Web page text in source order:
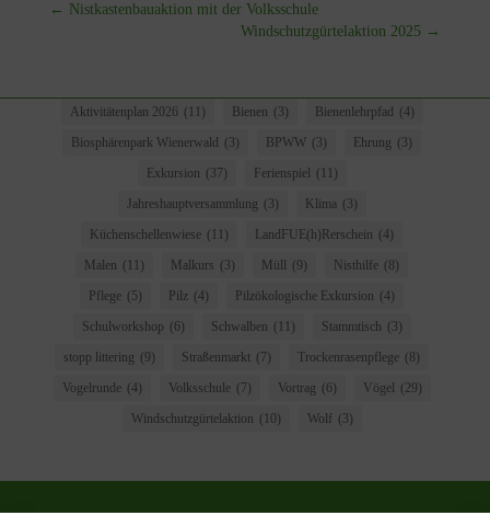
← Nistkastenbauaktion mit der Volksschule
Windschutzgürtelaktion 2025 →
Aktivitätenplan 2026 (11) Bienen (3) Bienenlehrpfad
(4)
Biosphärenpark Wienerwald
(3) BPWW (3) Ehrung (3)
Exkursion (37) Ferienspiel
(11)
Jahreshauptversammlung (3) Klima (3)
Küchenschellenwiese (11) LandFUE(h)Rerschein (4)
Malen (11) Malkurs (3) Müll (9) Nisthilfe (8)
Pflege (5) Pilz (4) Pilzökologische Exkursion (4)
Schulworkshop (6) Schwalben (11) Stammtisch (3)
stopp littering (9) Straßenmarkt (7) Trockenrasenpflege (8)
Vogelrunde (4) Volksschule (7) Vortrag (6) Vögel
(29)
Windschutzgürtelaktion (10) Wolf (3)